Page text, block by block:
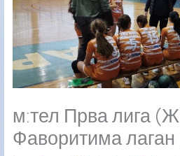
м:тел Прва лига
Фаворитима лаган